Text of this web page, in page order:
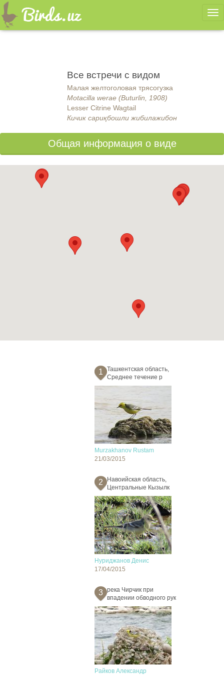
Все встречи с видом
Малая желтоголовая трясогузка
Motacilla werae (Buturlin, 1908)
Lesser Citrine Wagtail
Кичик сариқбошли жибилажибон
Общая информация о виде
1
Ташкентская область,
Среднее течение р
Murzakhanov Rustam
21/03/2015
2
Навоийская область,
Центральные Кызылк
Нуриджанов Денис
17/04/2015
3
река Чирчик при
впадении обводного рук
Райков Александр